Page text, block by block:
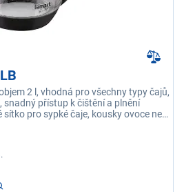
2 l, vhodná pro všechny typy čajů,
přístup k čištění a plnění
pro sypké čaje, kousky ovoce nebo